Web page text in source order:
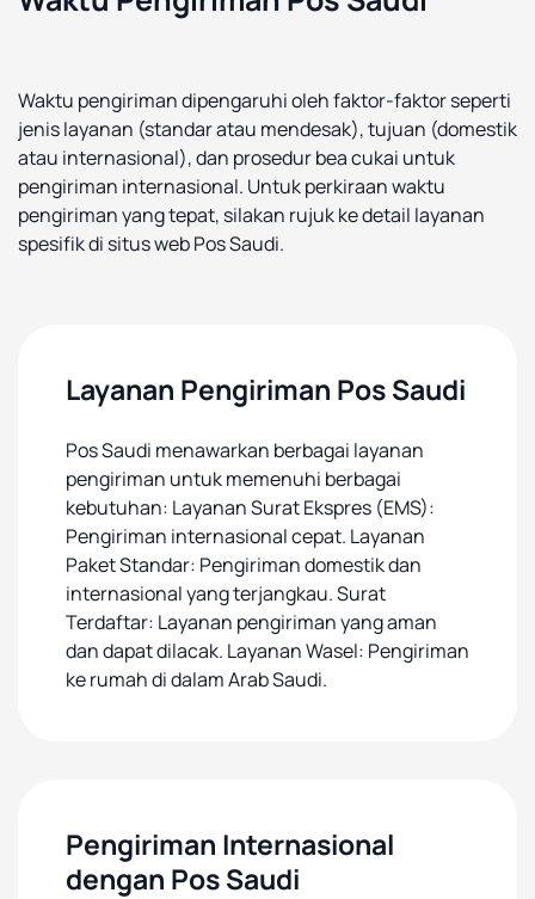
Waktu pengiriman dipengaruhi oleh faktor-faktor seperti
jenis layanan (standar atau mendesak), tujuan (domestik
atau internasional), dan prosedur bea cukai untuk
pengiriman internasional. Untuk perkiraan waktu
pengiriman yang tepat, silakan rujuk ke detail layanan
spesifik di situs web Pos Saudi.
Layanan Pengiriman Pos Saudi
Pos Saudi menawarkan berbagai layanan
pengiriman untuk memenuhi berbagai
kebutuhan: Layanan Surat Ekspres (EMS):
Pengiriman internasional cepat. Layanan
Paket Standar: Pengiriman domestik dan
internasional yang terjangkau. Surat
Terdaftar: Layanan pengiriman yang aman
dan dapat dilacak. Layanan Wasel: Pengiriman
ke rumah di dalam Arab Saudi.
Pengiriman Internasional
dengan Pos Saudi